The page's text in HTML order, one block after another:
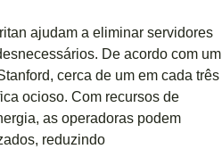
ajudam a eliminar servidores
De acordo com um
cerca de um em cada três
ocioso. Com recursos de
as operadoras podem
reduzindo